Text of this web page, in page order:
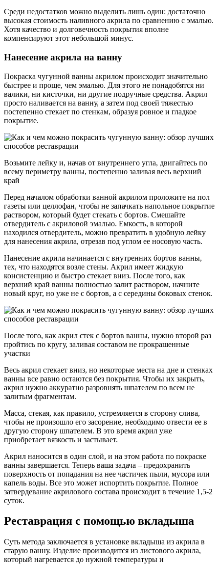
Среди недостатков можно выделить лишь один: достаточно
высокая стоимость наливного акрила по сравнению с эмалью.
Хотя качество и долговечность покрытия вполне
компенсируют этот небольшой минус.
Нанесение акрила на ванну
Покраска чугунной ванны акрилом происходит значительно
быстрее и проще, чем эмалью. Для этого не понадобятся ни
валики, ни кисточки, ни другие подручные средства. Акрил
просто наливается на ванну, а затем под своей тяжестью
постепенно стекает по стенкам, образуя ровное и гладкое
покрытие.
Возьмите лейку и, начав от внутреннего угла, двигайтесь по
всему периметру ванны, постепенно заливая весь верхний
край
Перед началом обработки ванной акрилом проложите на пол
газеты или целлофан, чтобы не запачкать напольное покрытие
раствором, который будет стекать с бортов. Смешайте
отвердитель с акриловой эмалью. Емкость, в которой
находился отвердитель, можно превратить в удобную лейку
для нанесения акрила, отрезав под углом ее носовую часть.
Нанесение акрила начинается с внутренних бортов ванны,
тех, что находятся возле стены. Акрил имеет жидкую
консистенцию и быстро стекает вниз. После того, как
верхний край ванны полностью залит раствором, начните
новый круг, но уже не с бортов, а с середины боковых стенок.
После того, как акрил стек с бортов ванны, нужно второй раз
пройтись по кругу, заливая составом не прокрашенные
участки
Весь акрил стекает вниз, но некоторые места на дне и стенках
ванны все равно остаются без покрытия. Чтобы их закрыть,
акрил нужно аккуратно разровнять шпателем по всем не
залитым фрагментам.
Масса, стекая, как правило, устремляется в сторону слива,
чтобы не произошло его засорение, необходимо отвести ее в
другую сторону шпателем. В это время акрил уже
приобретает вязкость и застывает.
Акрил наносится в один слой, и на этом работа по покраске
ванны завершается. Теперь ваша задача – предохранить
поверхность от попадания на нее частичек пыли, мусора или
капель воды. Все это может испортить покрытие. Полное
затвердевание акрилового состава происходит в течение 1,5-2
суток.
Реставрация с помощью вкладыша
Суть метода заключается в установке вкладыша из акрила в
старую ванну. Изделие производится из листового акрила,
который нагревается до нужной температуры и